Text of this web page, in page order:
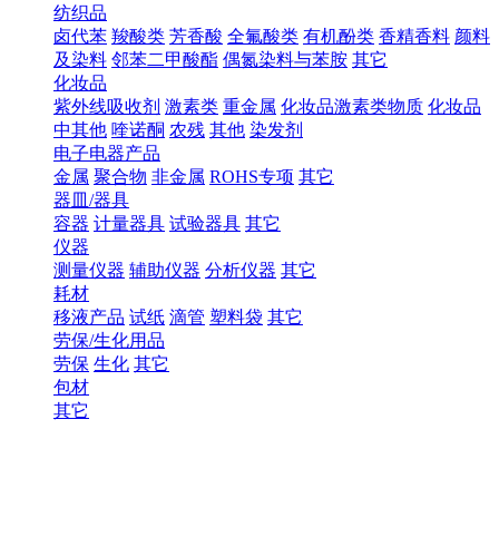
纺织品
卤代苯 羧酸类 芳香酸 全氟酸类 有机酚类 香精香料 颜料
及染料 邻苯二甲酸酯 偶氮染料与苯胺 其它
化妆品
紫外线吸收剂 激素类 重金属 化妆品激素类物质 化妆品
中其他 喹诺酮 农残 其他 染发剂
电子电器产品
金属 聚合物 非金属 ROHS专项 其它
器皿/器具
容器 计量器具 试验器具 其它
仪器
测量仪器 辅助仪器 分析仪器 其它
耗材
移液产品 试纸 滴管 塑料袋 其它
劳保/生化用品
劳保 生化 其它
包材
其它